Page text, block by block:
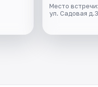
Место
ул. Садовая